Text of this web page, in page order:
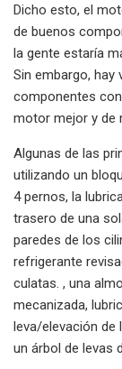
Dicho esto, el
de buenos
la gente estaría
Sin embargo, hay
componentes
motor mejor y de
Algunas de las
utilizando un
4 pernos, la
trasero de una
paredes de los
refrigerante
culatas. , una
mecanizada,
leva/elevación de
un árbol de levas